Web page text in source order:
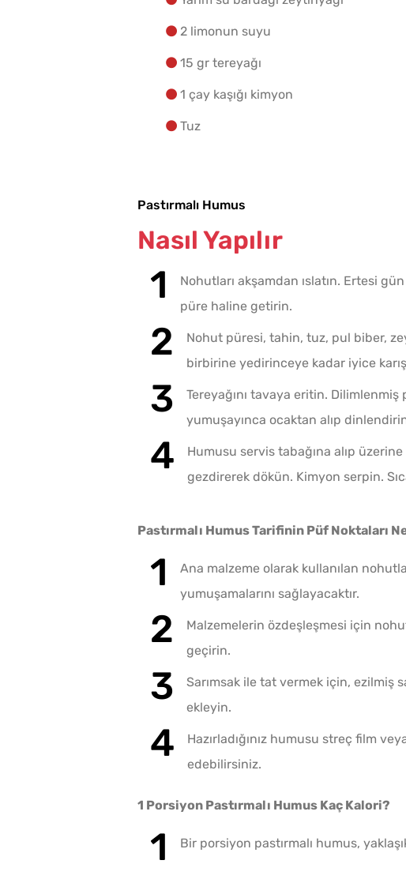
2 limonun suyu
15 gr tereyağı
1 çay kaşığı kimyon
Tuz
Pastırmalı Humus
Nasıl Yapılır
Nohutları akşamdan ıslatın. Ertesi
püre haline getirin.
Nohut püresi, tahin, tuz, pul biber,
birbirine yedirinceye kadar iyice
Tereyağını tavaya eritin. Dilimlenmiş
yumuşayınca ocaktan alıp
Humusu servis tabağına alıp
gezdirerek dökün. Kimyon serpin.
Pastırmalı Humus Tarifinin Püf Noktaları
Ana malzeme olarak kullanılan
yumuşamalarını sağlayacaktır.
Malzemelerin özdeşleşmesi için
geçirin.
Sarımsak ile tat vermek için, ezilmiş
ekleyin.
Hazırladığınız humusu streç film
edebilirsiniz.
1 Porsiyon Pastırmalı Humus Kaç Kalori?
Bir porsiyon pastırmalı humus,